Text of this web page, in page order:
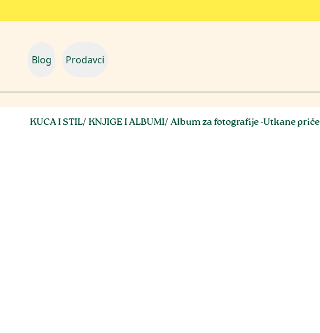
Blog Prodavci
KUCA I STIL/KNJIGE I ALBUMI/Album za fotografije -Utkane priče